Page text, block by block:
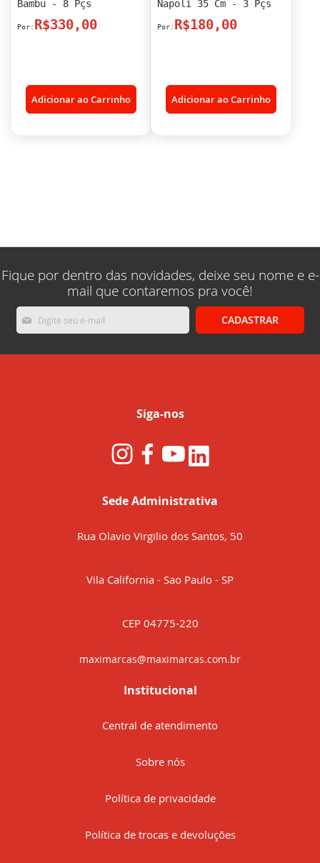
Bambu - 8 Pçs
R$330,00
Adicionar ao Carrinho
Napoli 35 Cm - 3 Pçs
R$180,00
Adicionar ao Carrinho
Fique por dentro das novidades, deixe seu nome e e-
mail que contaremos pra você!
Inscreva-
se
nossa
CADASTRAR
Siga-nos
Sede Administrativa
Rua Olavio Virgilio dos Santos, 50
Vila California - Sao Paulo - SP
CEP 04775-220
maximarcas@maximarcas.com.br
Institucional
Central de atendimento
Sobre nós
Política de privacidade
Política de trocas e devoluções